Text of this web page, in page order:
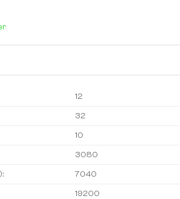
12
32
10
3080
7040
19200